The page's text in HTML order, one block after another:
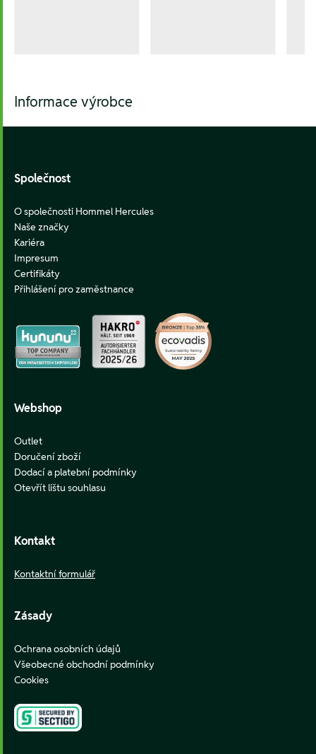
Informace výrobce
Společnost
O společnosti Hommel Hercules
Naše značky
Kariéra
Impresum
Certifikáty
Přihlášení pro zaměstnance
Webshop
Outlet
Doručení zboží
Dodací a platební podmínky
Otevřít lištu souhlasu
Kontakt
Kontaktní formulář
Zásady
Ochrana osobních údajů
Všeobecné obchodní podmínky
Cookies